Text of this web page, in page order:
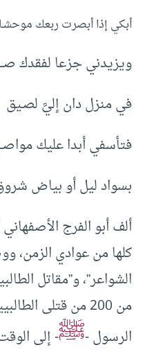
أبكي إذا أبصرت ربعك
ويزيدني جزعا لفقدك
في منزل دان إليَّ لصـيق
فتأسفي أبدا عليك
بسواد ليل أو بياض
كلها من عوادي الزمن،
الشواعر”، و”مقاتل
من 200 من قتلى
الرسول -ﷺ- إلى